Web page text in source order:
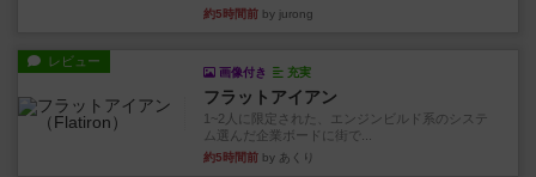
約5時間前 by jurong
レビュー
画像付き 充実
フラットアイアン
1~2人に限定された、エンジンビルド系のシステ
ム選んだ企業ボードに街で...
約5時間前 by あくり